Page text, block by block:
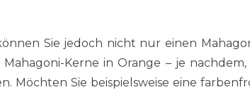
Sie jedoch nicht nur einen
Kerne in Orange – je
Möchten Sie beispielsweise eine